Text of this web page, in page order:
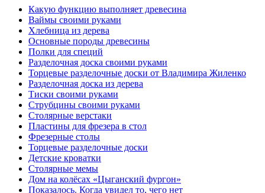
Какую функцию выполняет древесина
Ваймы своими руками
Хлебница из дерева
Основные породы древесины
Полки для специй
Разделочная доска своими руками
Торцевые разделочные доски от Владимира Жиленко
Разделочная доска из дерева
Тиски своими руками
Струбцины своими руками
Столярные верстаки
Пластины для фрезера в стол
Фрезерные столы
Торцевые разделочные доски
Детские кроватки
Столярные мемы
Дом на колёсах «Цыганский фургон»
Показалось. Когда увидел то, чего нет